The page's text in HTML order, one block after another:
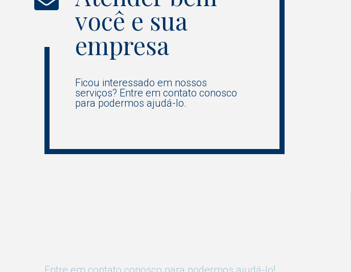
você e sua
empresa
Ficou interessado em nossos
serviços? Entre em contato conosco
para podermos ajudá-lo.